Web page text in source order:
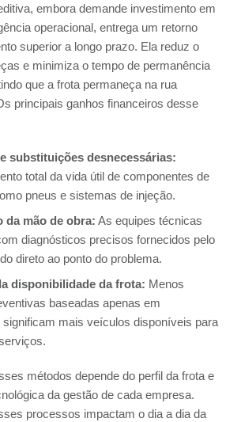
embora demande investimento em
operacional, entrega um retorno
superior a longo prazo. Ela reduz o
e minimiza o tempo de permanência
que a frota permaneça na rua
principais ganhos financeiros desse
substituições desnecessárias:
total da vida útil de componentes de
pneus e sistemas de injeção.
da mão de obra: As equipes técnicas
diagnósticos precisos fornecidos pelo
direto ao ponto do problema.
disponibilidade da frota: Menos
baseadas apenas em
mais veículos disponíveis para
métodos depende do perfil da frota e
da gestão de cada empresa.
processos impactam o dia a dia da